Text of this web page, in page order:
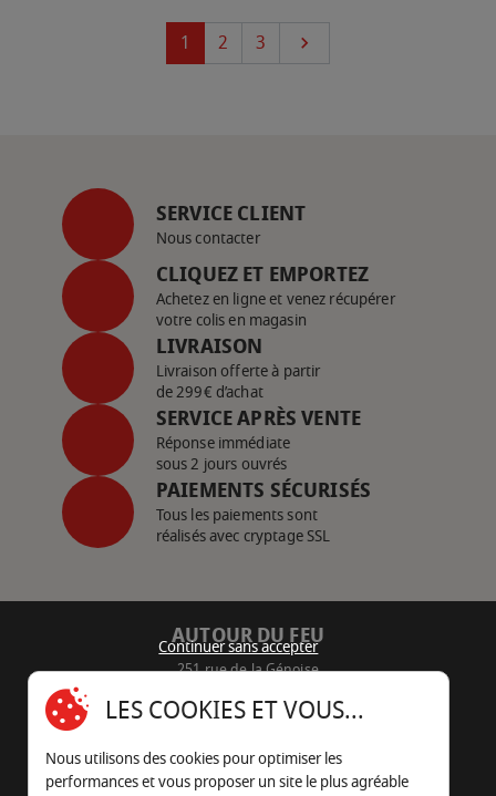
1 2 3 Suivant

SERVICE CLIENT
Nous contacter
CLIQUEZ ET EMPORTEZ
Achetez en ligne et venez récupérer
votre colis en magasin
LIVRAISON
Livraison offerte à partir
de 299€ d’achat
SERVICE APRÈS VENTE
Réponse immédiate
sous 2 jours ouvrés
PAIEMENTS SÉCURISÉS
Tous les paiements sont
réalisés avec cryptage SSL
AUTOUR DU FEU
251 rue de la Génoise
05 45 22 98 09
Nous envoyer un e-mail
Continuer sans accepter
LES COOKIES ET VOUS...
Nous utilisons des cookies pour optimiser les
performances et vous proposer un site le plus agréable